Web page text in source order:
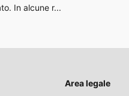
In alcune r...
Area legale